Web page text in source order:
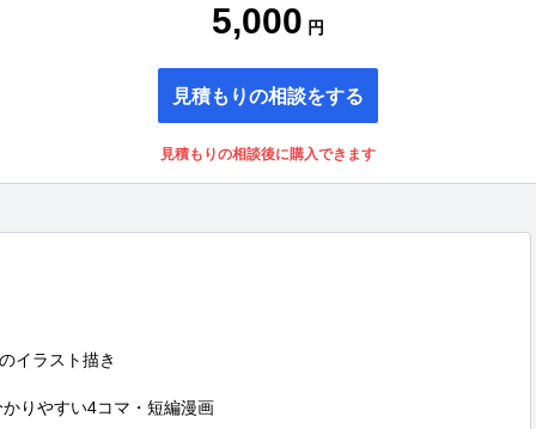
5,000 円
見積もりの相談をする
見積もりの相談後に購入できます
イラスト描き
りやすい4コマ・短編漫画